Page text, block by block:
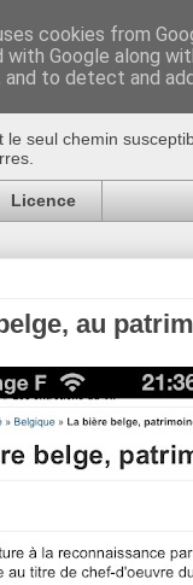
!
le seul chemin
Licence
au
cookies from
with Google along
to detect and